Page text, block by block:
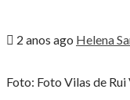
2 anos ago Helena
Foto: Foto Vilas de Rui